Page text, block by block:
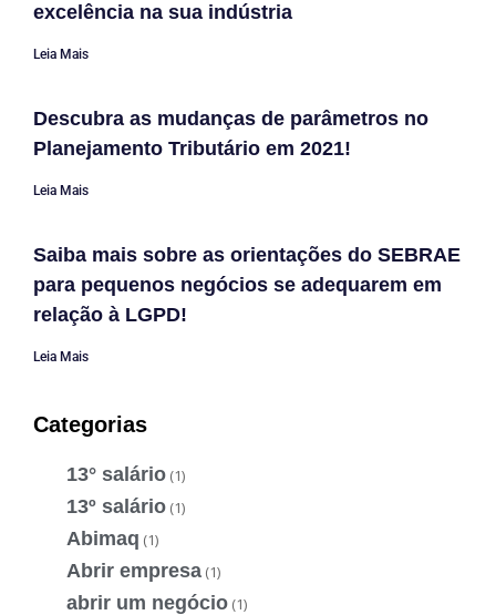
excelência na sua indústria
Leia Mais
Descubra as mudanças de parâmetros no
Planejamento Tributário em 2021!
Leia Mais
Saiba mais sobre as orientações do SEBRAE
para pequenos negócios se adequarem em
relação à LGPD!
Leia Mais
Categorias
13° salário (1)
13º salário (1)
Abimaq (1)
Abrir empresa (1)
abrir um negócio (1)